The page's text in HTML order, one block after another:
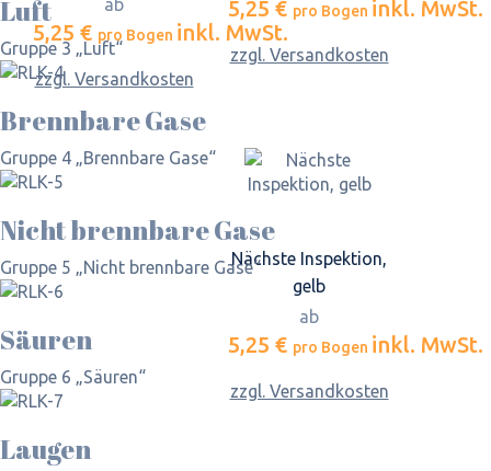
Luft
Gruppe 3 „Luft“
Brennbare Gase
Gruppe 4 „Brennbare Gase“
Nicht brennbare Gase
Gruppe 5 „Nicht brennbare Gase“
Säuren
Gruppe 6 „Säuren“
Laugen
ab
5,25 € pro Bogen inkl. MwSt.
zzgl. Versandkosten
5,25 € pro Bogen inkl. MwSt.
zzgl. Versandkosten
Nächste Inspektion,
gelb
ab
5,25 € pro Bogen inkl. MwSt.
zzgl. Versandkosten